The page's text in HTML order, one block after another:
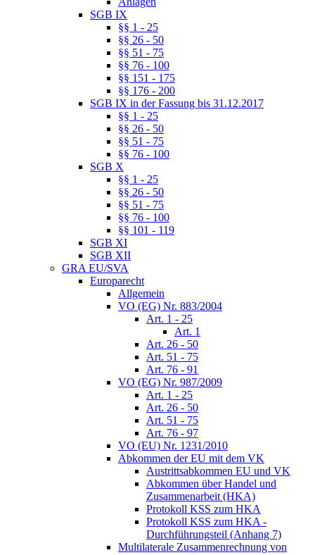
SGB IX
§§ 1 - 25
§§ 26 - 50
§§ 51 - 75
§§ 76 - 100
§§ 151 - 175
§§ 176 - 200
SGB IX in der Fassung bis 31.12.2017
§§ 1 - 25
§§ 26 - 50
§§ 51 - 75
§§ 76 - 100
SGB X
§§ 1 - 25
§§ 26 - 50
§§ 51 - 75
§§ 76 - 100
§§ 101 - 119
SGB XI
SGB XII
GRA EU/SVA
Europarecht
Allgemein
VO (EG) Nr. 883/2004
Art. 1 - 25
Art. 1
Art. 26 - 50
Art. 51 - 75
Art. 76 - 91
VO (EG) Nr. 987/2009
Art. 1 - 25
Art. 26 - 50
Art. 51 - 75
Art. 76 - 97
VO (EU) Nr. 1231/2010
Abkommen der EU mit dem VK
Austrittsabkommen EU und VK
Abkommen über Handel und
Zusammenarbeit (HKA)
Protokoll KSS zum HKA
Protokoll KSS zum HKA -
Durchführungsteil (Anhang 7)
Multilaterale Zusammenrechnung von